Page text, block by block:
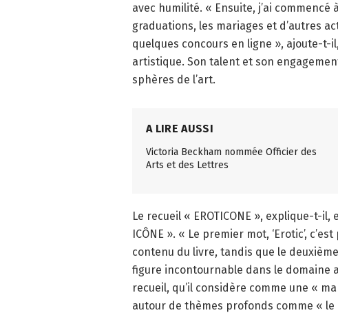
avec humilité. « Ensuite, j’ai
graduations, les mariages et d’autres
quelques concours en ligne », ajoute-t-
artistique. Son talent et son
sphères de l’art.
A LIRE AUSSI
Victoria Beckham nommée Officier des
Arts et des Lettres
Le recueil « EROTICONE », explique-t-
ICÔNE ». « Le premier mot, ‘Erotic’,
contenu du livre, tandis que le
figure incontournable dans le domaine
recueil, qu’il considère comme une «
autour de thèmes profonds comme « le